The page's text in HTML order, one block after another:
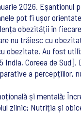
2026.
pot fi ușor
obezității în
nu trăiesc cu
obezitate. Au fost
Coreea de
a
și mentală;
zilnic; Nutriția și